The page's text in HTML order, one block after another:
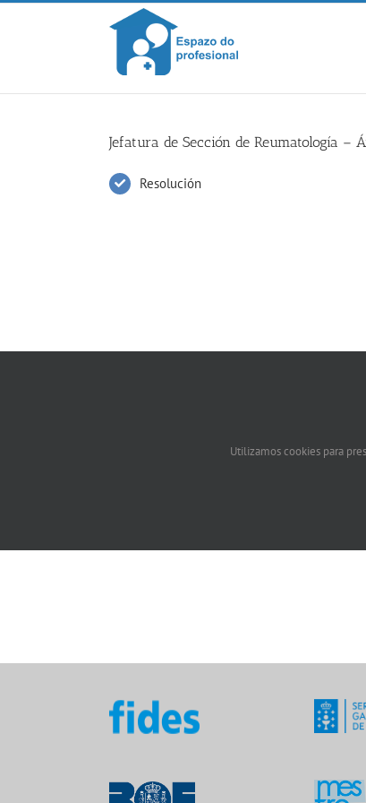
Skip
Jefatura de Sección de Reumatología –
Resolución
Utilizamos cookies para